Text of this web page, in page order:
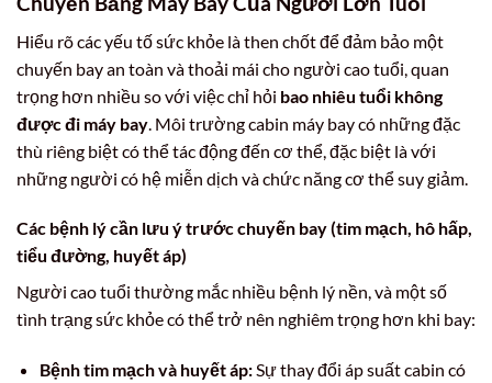
Hiểu rõ các yếu tố sức khỏe là then chốt để đảm bảo một
chuyến bay an toàn và thoải mái cho người cao tuổi, quan
trọng hơn nhiều so với việc chỉ hỏi bao nhiêu tuổi không
được đi máy bay . Môi trường cabin máy bay có những đặc
thù riêng biệt có thể tác động đến cơ thể, đặc biệt là với
những người có hệ miễn dịch và chức năng cơ thể suy giảm.
Các bệnh lý cần lưu ý trước chuyến bay (tim mạch, hô hấp,
tiểu đường, huyết áp)
Người cao tuổi thường mắc nhiều bệnh lý nền, và một số
tình trạng sức khỏe có thể trở nên nghiêm trọng hơn khi bay:
Bệnh tim mạch và huyết áp:Sự thay đổi áp suất cabin có